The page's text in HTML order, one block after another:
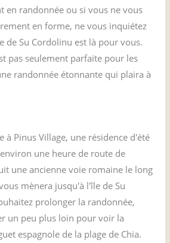
en randonnée ou si vous ne vous
en forme, ne vous inquiétez
de Su Cordolinu est là pour vous.
pas seulement parfaite pour les
randonnée étonnante qui plaira à
à Pinus Village, une résidence d'été
une heure de route de
une ancienne voie romaine le long
mènera jusqu'à l'île de Su
prolonger la randonnée,
un peu plus loin pour voir la
espagnole de la plage de Chia.